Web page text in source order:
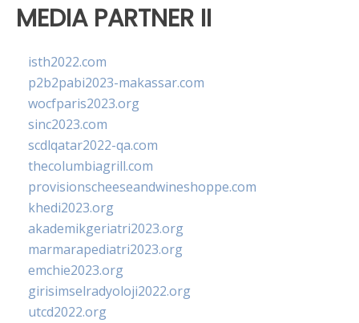
MEDIA PARTNER II
isth2022.com
p2b2pabi2023-makassar.com
wocfparis2023.org
sinc2023.com
scdlqatar2022-qa.com
thecolumbiagrill.com
provisionscheeseandwineshoppe.com
khedi2023.org
akademikgeriatri2023.org
marmarapediatri2023.org
emchie2023.org
girisimselradyoloji2022.org
utcd2022.org